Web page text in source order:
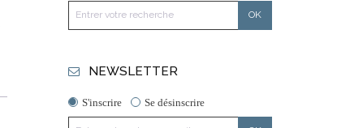
NEWSLETTER
S'inscrire Se désinscrire